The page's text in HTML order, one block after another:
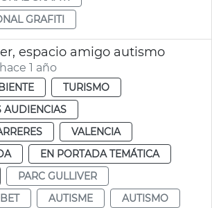
GRAFITI
espacio amigo autismo
1 año
TURISMO
AUDIENCIAS
VALENCIA
EN PORTADA TEMÁTICA
PARC GULLIVER
AUTISME
AUTISMO